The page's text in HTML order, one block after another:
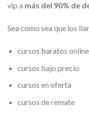
vip a más del 90% de
Sea como sea que los
cursos baratos online
cursos bajo precio
cursos en oferta
cursos de remate